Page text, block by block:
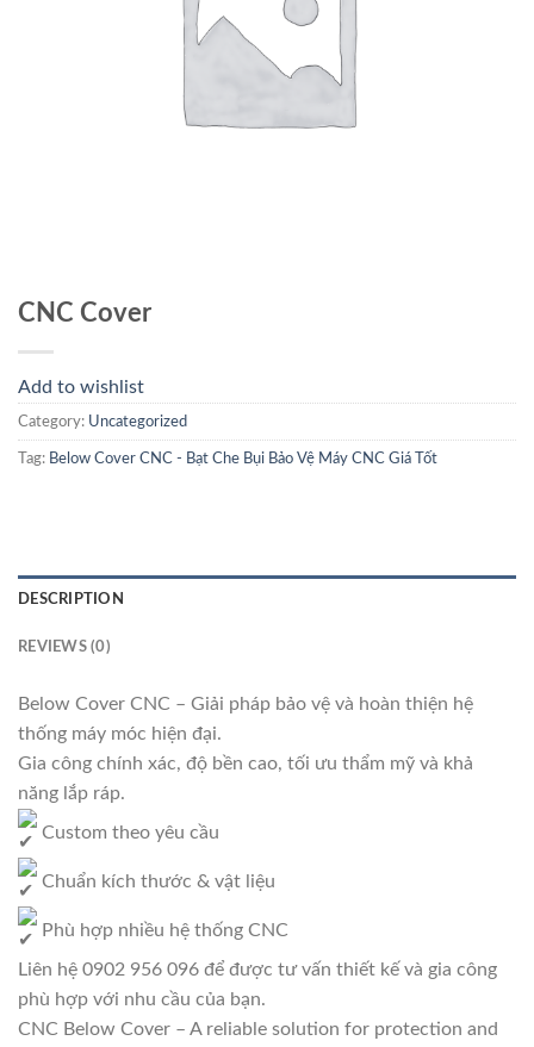
CNC Cover
Add to wishlist
Category: Uncategorized
Tag: Below Cover CNC - Bạt Che Bụi Bảo Vệ Máy CNC Giá Tốt
DESCRIPTION
REVIEWS (0)
Below Cover CNC – Giải pháp bảo vệ và hoàn thiện hệ
thống máy móc hiện đại.
Gia công chính xác, độ bền cao, tối ưu thẩm mỹ và khả
năng lắp ráp.
Custom theo yêu cầu
Chuẩn kích thước & vật liệu
Phù hợp nhiều hệ thống CNC
Liên hệ 0902 956 096 để được tư vấn thiết kế và gia công
phù hợp với nhu cầu của bạn.
CNC Below Cover – A reliable solution for protection and